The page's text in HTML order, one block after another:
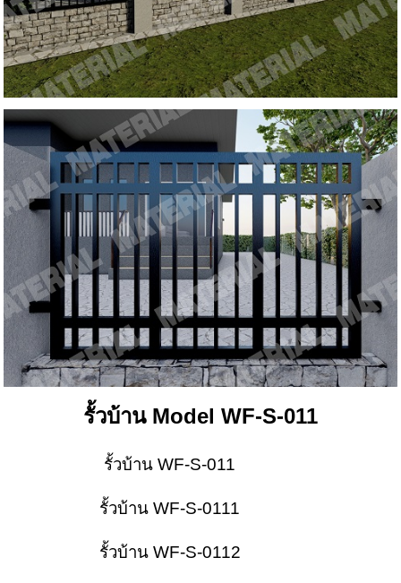
รั้วบ้าน Model WF-S-011
รั้วบ้าน WF-S-011
รั้วบ้าน WF-S-0111
รั้วบ้าน WF-S-0112